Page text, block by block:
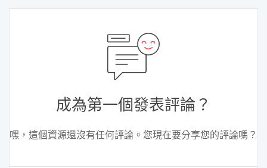
成為第一個發表評論？
嘿，這個資源還沒有任何評論。您現在要分享您的評論嗎？